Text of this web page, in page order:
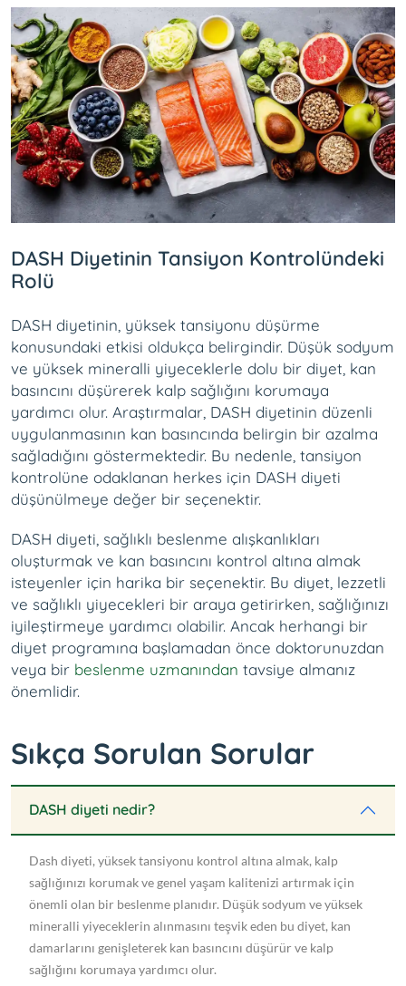
DASH Diyetinin Tansiyon Kontrolündeki
Rolü
DASH diyetinin, yüksek tansiyonu düşürme
konusundaki etkisi oldukça belirgindir. Düşük sodyum
ve yüksek mineralli yiyeceklerle dolu bir diyet, kan
basıncını düşürerek kalp sağlığını korumaya
yardımcı olur. Araştırmalar, DASH diyetinin düzenli
uygulanmasının kan basıncında belirgin bir azalma
sağladığını göstermektedir. Bu nedenle, tansiyon
kontrolüne odaklanan herkes için DASH diyeti
düşünülmeye değer bir seçenektir.
DASH diyeti, sağlıklı beslenme alışkanlıkları
oluşturmak ve kan basıncını kontrol altına almak
isteyenler için harika bir seçenektir. Bu diyet, lezzetli
ve sağlıklı yiyecekleri bir araya getirirken, sağlığınızı
iyileştirmeye yardımcı olabilir. Ancak herhangi bir
diyet programına başlamadan önce doktorunuzdan
veya bir beslenme uzmanından tavsiye almanız
önemlidir.
Sıkça Sorulan Sorular
DASH diyeti nedir?
Dash diyeti, yüksek tansiyonu kontrol altına almak, kalp
sağlığınızı korumak ve genel yaşam kalitenizi artırmak için
önemli olan bir beslenme planıdır. Düşük sodyum ve yüksek
mineralli yiyeceklerin alınmasını teşvik eden bu diyet, kan
damarlarını genişleterek kan basıncını düşürür ve kalp
sağlığını korumaya yardımcı olur.